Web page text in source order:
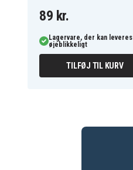
89 kr.
Lagervare, der kan leveres
øjeblikkeligt
TILFØJ TIL KURV